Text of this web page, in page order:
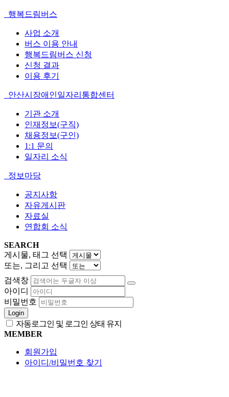
행복드림버스
사업 소개
버스 이용 안내
행복드림버스 신청
신청 결과
이용 후기
안산시장애인일자리통합센터
기관 소개
인재정보(구직)
채용정보(구인)
1:1 문의
일자리 소식
정보마당
공지사항
자유게시판
자료실
연합회 소식
SEARCH
게시물, 태그 선택
또는, 그리고 선택
검색창
아이디
비밀번호
Login
자동로그인 및 로그인 상태 유지
MEMBER
회원가입
아이디/비밀번호 찾기